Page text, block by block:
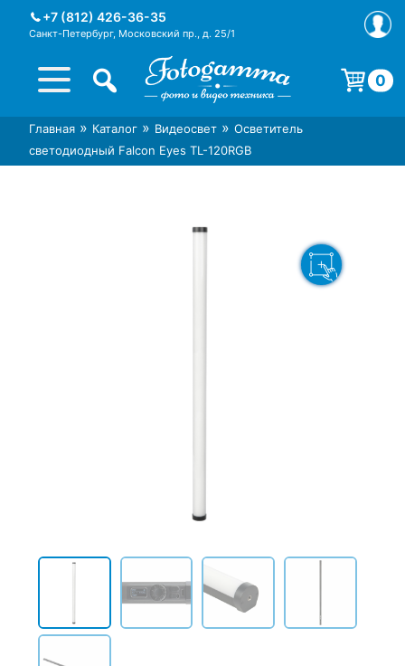
+7 (812) 426-36-35
Санкт-Петербург, Московский пр., д. 25/1
Интернет-магазин фототехники
Foto-Gamma в СПб
Магазин фотоаксессуаров foto-
gamma.ru
0
Корзина пуста.
Главная » Каталог » Видеосвет » Осветитель
светодиодный Falcon Eyes TL-120RGB